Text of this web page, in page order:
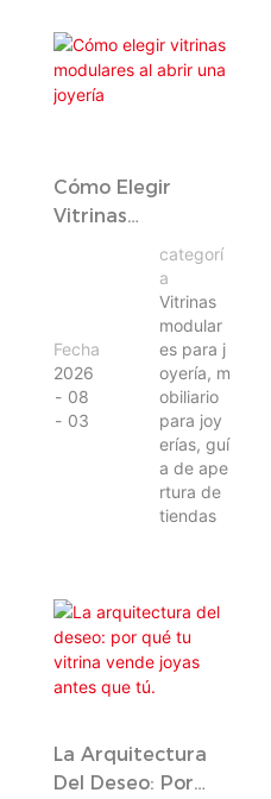
Cómo Elegir
Vitrinas
Abrir Una Joyería
Fecha
2026
08
03
categorí
a
Vitrinas
modular
es para j
oyería, m
obiliario
para joy
erías, guí
a de ape
rtura de
tiendas
La Arquitectura
Del Deseo: Por